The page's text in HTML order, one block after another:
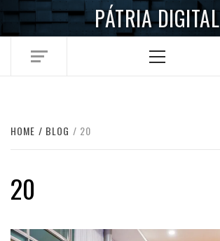
Skip
PÁTRIA DIGITAL
Menu
HOME BLOG 20
20